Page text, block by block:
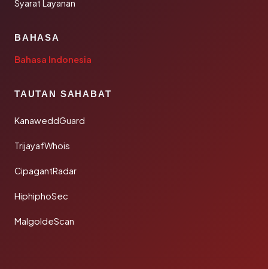
Syarat Layanan
BAHASA
Bahasa Indonesia
TAUTAN SAHABAT
KanaweddGuard
TrijayafWhois
CipagantRadar
HiphiphoSec
MalgoldeScan